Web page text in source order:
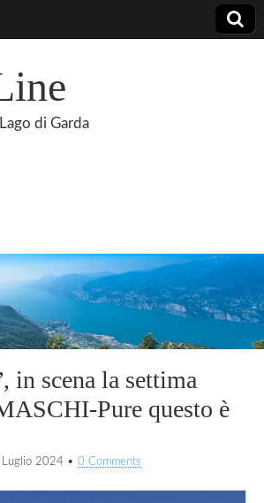
di Garda
in scena la settima
Pure questo è
2024 • 0 Comments